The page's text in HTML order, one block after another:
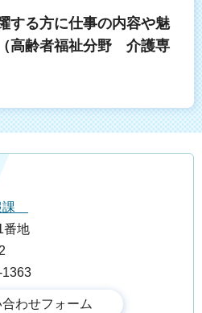
する方に仕事の内容や魅
高齢者福祉分野 介護専
課
番地
1363